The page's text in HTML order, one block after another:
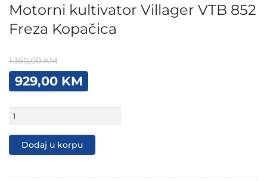
Motorni kultivator Villager VTB 852
Freza Kopačica
1.350,00KM
Original
price
1.350,00 KM.
929,00 KM
Current
price
Motorni
kultivator
VTB
količina
Dodaj u korpu